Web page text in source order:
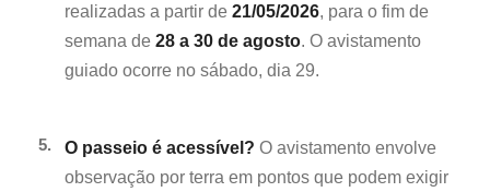
realizadas a partir de 21/05/2026, para o fim de
semana de 28 a 30 de agosto. O avistamento
guiado ocorre no sábado, dia 29.
5. O passeio é acessível? O avistamento envolve
observação por terra em pontos que podem exigir